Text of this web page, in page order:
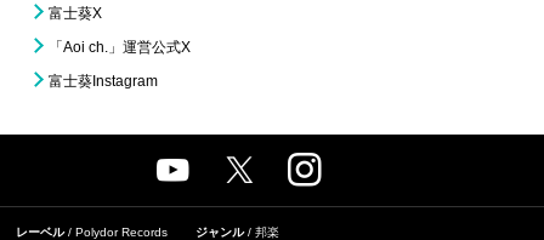
富士葵X
「Aoi ch.」運営公式X
富士葵Instagram
レーベル Polydor Records ジャンル 邦楽